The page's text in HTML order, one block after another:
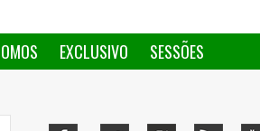
EXCLUSIVO
SESSÕES